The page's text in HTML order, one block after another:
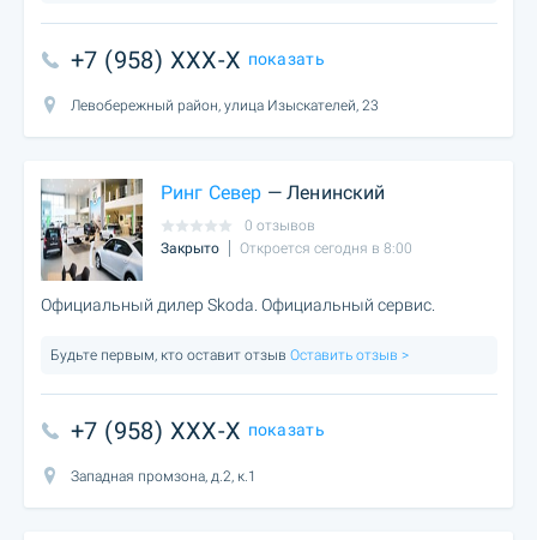
+7 (958) XXX-X показать
Левобережный район, улица Изыскателей, 23
Ринг Север — Ленинский
0 отзывов
Закрыто
Откроется сегодня в 8:00
Официальный дилер Skoda. Официальный сервис.
Будьте первым, кто оставит отзыв Оставить отзыв >
+7 (958) XXX-X показать
Западная промзона, д.2, к.1